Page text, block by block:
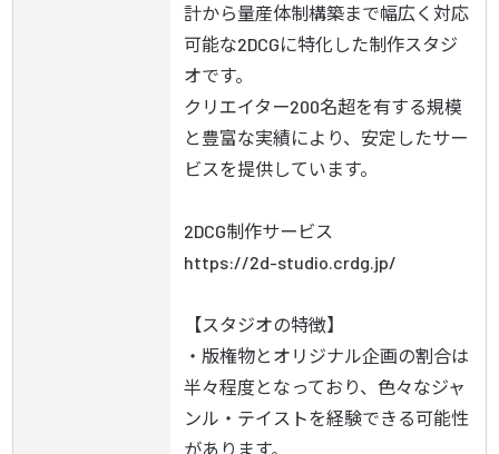
計から量産体制構築まで幅広く対応
可能な2DCGに特化した制作スタジ
オです。
クリエイター200名超を有する規模
と豊富な実績により、安定したサー
ビスを提供しています。
2DCG制作サービス
https://2d-studio.crdg.jp/
【スタジオの特徴】
・版権物とオリジナル企画の割合は
半々程度となっており、色々なジャ
ンル・テイストを経験できる可能性
があります。